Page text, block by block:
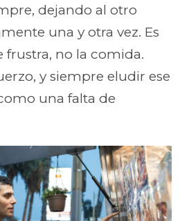
dejando al otro
una y otra vez. Es
frustra, no la comida.
y siempre eludir ese
una falta de